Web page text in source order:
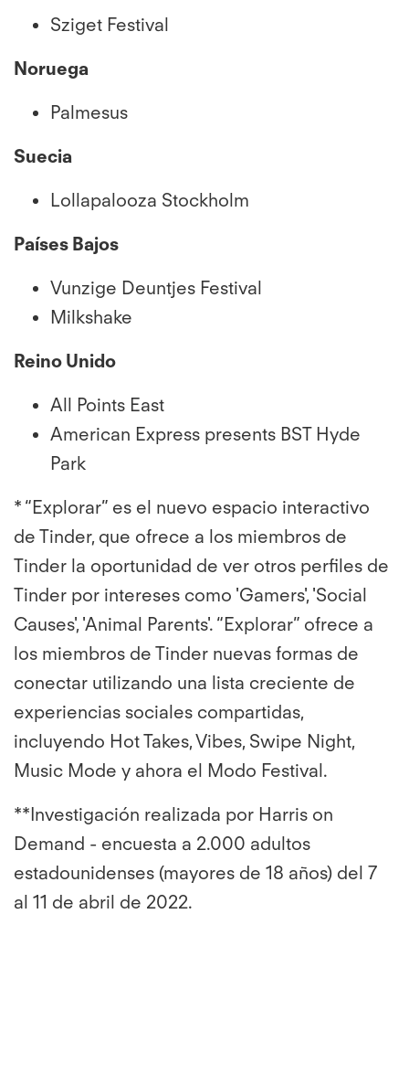
Sziget Festival
Noruega
Palmesus
Suecia
Lollapalooza Stockholm
Países Bajos
Vunzige Deuntjes Festival
Milkshake
Reino Unido
All Points East
American Express presents BST Hyde
Park
* “Explorar” es el nuevo espacio interactivo
de Tinder, que ofrece a los miembros de
Tinder la oportunidad de ver otros perfiles de
Tinder por intereses como 'Gamers', 'Social
Causes', 'Animal Parents'. “Explorar” ofrece a
los miembros de Tinder nuevas formas de
conectar utilizando una lista creciente de
experiencias sociales compartidas,
incluyendo Hot Takes, Vibes, Swipe Night,
Music Mode y ahora el Modo Festival.
**Investigación realizada por Harris on
Demand - encuesta a 2.000 adultos
estadounidenses (mayores de 18 años) del 7
al 11 de abril de 2022.